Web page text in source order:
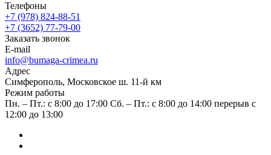
Телефоны
+7 (978) 824-88-51
+7 (3652) 77-79-00
Заказать звонок
E-mail
info@bumaga-crimea.ru
Адрес
Симферополь, Московское ш. 11-й км
Режим работы
Пн. – Пт.: с 8:00 до 17:00 Сб. – Пт.: с 8:00 до 14:00 перерыв с
12:00 до 13:00